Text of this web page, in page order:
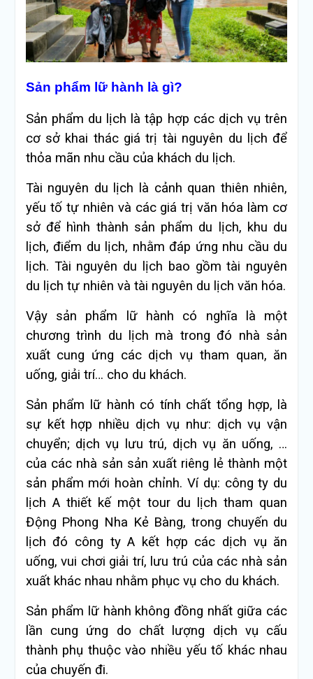
Sản phẩm lữ hành là gì?
Sản phẩm du lịch là tập hợp các dịch vụ trên
cơ sở khai thác giá trị tài nguyên du lịch để
thỏa mãn nhu cầu của khách du lịch.
Tài nguyên du lịch là cảnh quan thiên nhiên,
yếu tố tự nhiên và các giá trị văn hóa làm cơ
sở để hình thành sản phẩm du lịch, khu du
lịch, điểm du lịch, nhằm đáp ứng nhu cầu du
lịch. Tài nguyên du lịch bao gồm tài nguyên
du lịch tự nhiên và tài nguyên du lịch văn hóa.
Vậy sản phẩm lữ hành có nghĩa là một
chương trình du lịch mà trong đó nhà sản
xuất cung ứng các dịch vụ tham quan, ăn
uống, giải trí… cho du khách.
Sản phẩm lữ hành có tính chất tổng hợp, là
sự kết hợp nhiều dịch vụ như: dịch vụ vận
chuyển; dịch vụ lưu trú, dịch vụ ăn uống, …
của các nhà sản sản xuất riêng lẻ thành một
sản phẩm mới hoàn chỉnh. Ví dụ: công ty du
lịch A thiết kế một tour du lịch tham quan
Động Phong Nha Kẻ Bàng, trong chuyến du
lịch đó công ty A kết hợp các dịch vụ ăn
uống, vui chơi giải trí, lưu trú của các nhà sản
xuất khác nhau nhằm phục vụ cho du khách.
Sản phẩm lữ hành không đồng nhất giữa các
lần cung ứng do chất lượng dịch vụ cấu
thành phụ thuộc vào nhiều yếu tố khác nhau
của chuyến đi.